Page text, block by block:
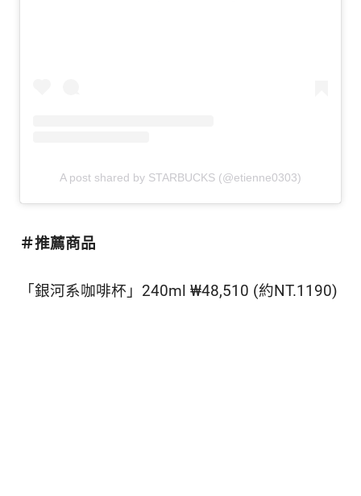
A post shared by STARBUCKS (@etienne0303)
＃推薦商品
「銀河系咖啡杯」240ml ₩48,510 (約NT.1190)